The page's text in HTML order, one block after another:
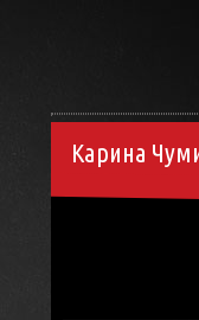
Карина